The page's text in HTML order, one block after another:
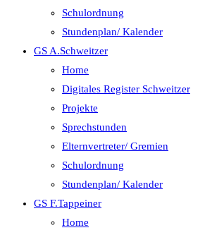
Schulordnung
Stundenplan/ Kalender
GS A.Schweitzer
Home
Digitales Register Schweitzer
Projekte
Sprechstunden
Elternvertreter/ Gremien
Schulordnung
Stundenplan/ Kalender
GS F.Tappeiner
Home